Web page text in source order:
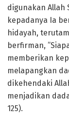
digunakan Allah
kepadanya Ia
hidayah,
berfirman,
memberikan
melapangkan
dikehendaki
menjadikan
125).